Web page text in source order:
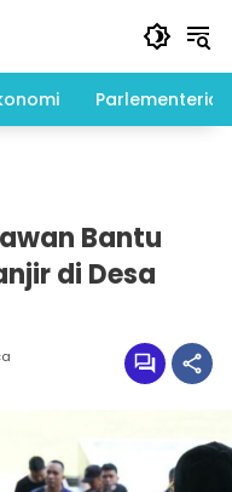
Parlementeria
Bantu
di Desa